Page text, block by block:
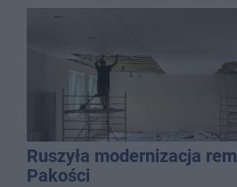
Ruszyła modernizacja
Pakości